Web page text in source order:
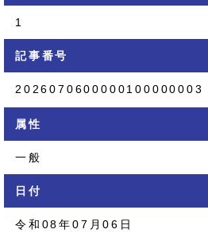
1
記事番号
2026070600000100000003
属性
一般
日付
令和08年07月06日